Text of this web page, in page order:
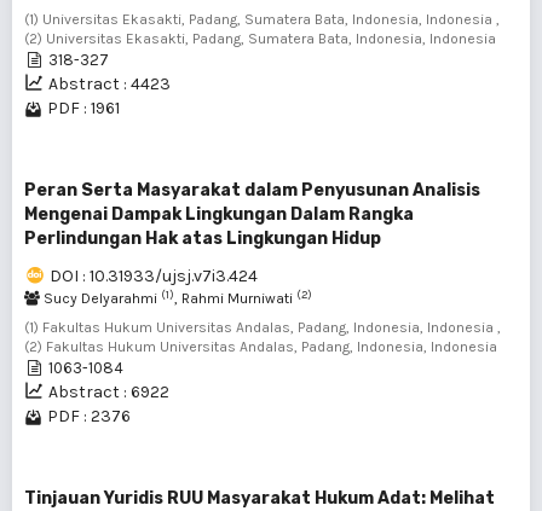
(1) Universitas Ekasakti, Padang, Sumatera Bata, Indonesia, Indonesia ,
(2) Universitas Ekasakti, Padang, Sumatera Bata, Indonesia, Indonesia
318-327
Abstract : 4423
PDF : 1961
Peran Serta Masyarakat dalam Penyusunan Analisis
Mengenai Dampak Lingkungan Dalam Rangka
Perlindungan Hak atas Lingkungan Hidup
DOI : 10.31933/ujsj.v7i3.424
Sucy Delyarahmi (1), Rahmi Murniwati (2)
(1) Fakultas Hukum Universitas Andalas, Padang, Indonesia, Indonesia ,
(2) Fakultas Hukum Universitas Andalas, Padang, Indonesia, Indonesia
1063-1084
Abstract : 6922
PDF : 2376
Tinjauan Yuridis RUU Masyarakat Hukum Adat: Melihat